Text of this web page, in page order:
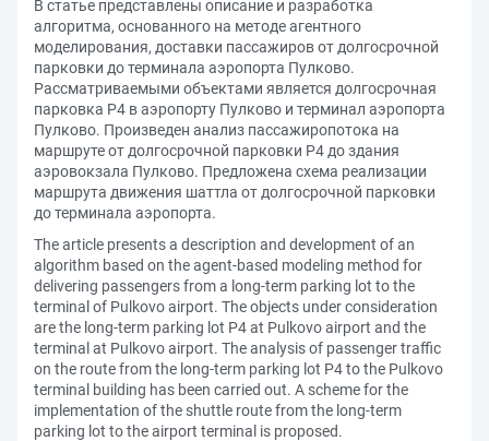
В статье представлены описание и разработка
алгоритма, основанного на методе агентного
моделирования, доставки пассажиров от долгосрочной
парковки до терминала аэропорта Пулково.
Рассматриваемыми объектами является долгосрочная
парковка P4 в аэропорту Пулково и терминал аэропорта
Пулково. Произведен анализ пассажиропотока на
маршруте от долгосрочной парковки Р4 до здания
аэровокзала Пулково. Предложена схема реализации
маршрута движения шаттла от долгосрочной парковки
до терминала аэропорта.
The article presents a description and development of an
algorithm based on the agent-based modeling method for
delivering passengers from a long-term parking lot to the
terminal of Pulkovo airport. The objects under consideration
are the long-term parking lot P4 at Pulkovo airport and the
terminal at Pulkovo airport. The analysis of passenger traffic
on the route from the long-term parking lot P4 to the Pulkovo
terminal building has been carried out. A scheme for the
implementation of the shuttle route from the long-term
parking lot to the airport terminal is proposed.